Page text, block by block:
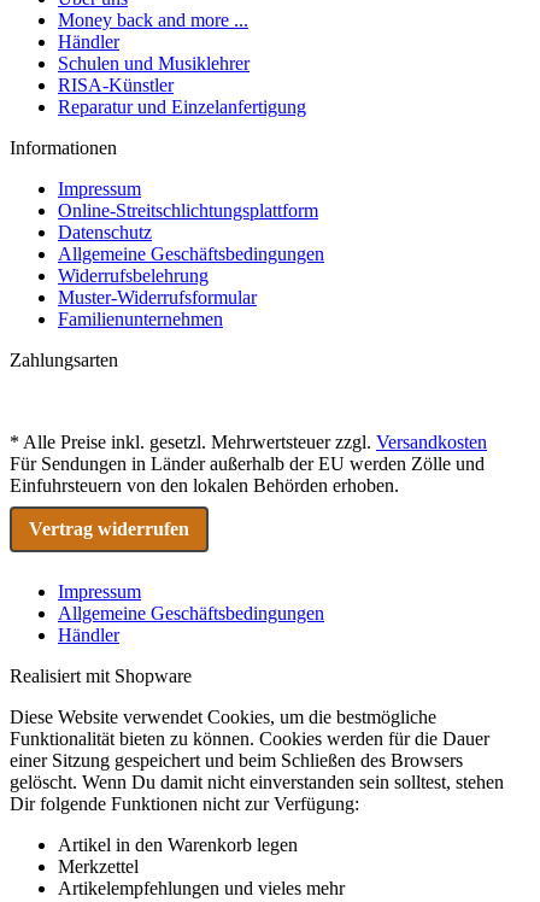
Money back and more ...
Händler
Schulen und Musiklehrer
RISA-Künstler
Reparatur und Einzelanfertigung
Informationen
Impressum
Online-Streitschlichtungsplattform
Datenschutz
Allgemeine Geschäftsbedingungen
Widerrufsbelehrung
Muster-Widerrufsformular
Familienunternehmen
Zahlungsarten
* Alle Preise inkl. gesetzl. Mehrwertsteuer zzgl. Versandkosten
Für Sendungen in Länder außerhalb der EU werden Zölle und
Einfuhrsteuern von den lokalen Behörden erhoben.
Vertrag widerrufen
Impressum
Allgemeine Geschäftsbedingungen
Händler
Realisiert mit Shopware
Diese Website verwendet Cookies, um die bestmögliche
Funktionalität bieten zu können. Cookies werden für die Dauer
einer Sitzung gespeichert und beim Schließen des Browsers
gelöscht. Wenn Du damit nicht einverstanden sein solltest, stehen
Dir folgende Funktionen nicht zur Verfügung:
Artikel in den Warenkorb legen
Merkzettel
Artikelempfehlungen und vieles mehr